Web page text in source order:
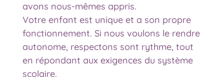
avons nous-mêmes appris.
Votre enfant est unique et a son propre
fonctionnement. Si nous voulons le rendre
autonome, respectons sont rythme, tout
en répondant aux exigences du système
scolaire.